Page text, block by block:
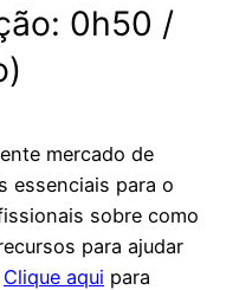
0h50 /
mercado de
essenciais para o
sobre como
para ajudar
Clique aqui para